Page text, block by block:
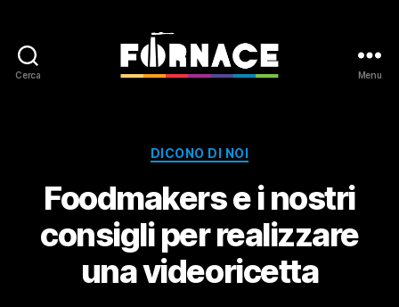
Cerca Menu
Categorie
DICONO DI NOI
Foodmakers e i nostri
consigli per realizzare
una videoricetta